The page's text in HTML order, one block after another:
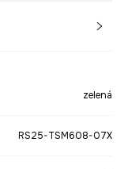
zelená
RS25-TSM608-07X